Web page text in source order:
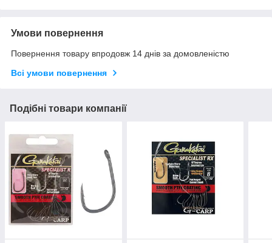
Умови повернення
Повернення товару впродовж 14 днів за домовленістю
Всі умови повернення
Подібні товари компанії